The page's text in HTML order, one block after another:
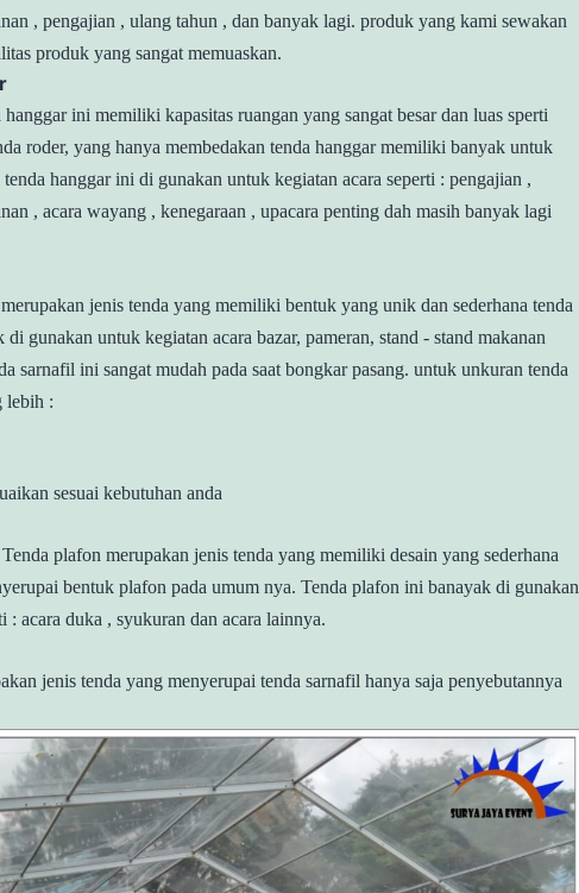
, pengajian , ulang tahun , dan banyak lagi. produk yang kami sewakan
produk yang sangat memuaskan.
ini memiliki kapasitas ruangan yang sangat besar dan luas sperti
roder, yang hanya membedakan tenda hanggar memiliki banyak untuk
hanggar ini di gunakan untuk kegiatan acara seperti : pengajian ,
, acara wayang , kenegaraan , upacara penting dah masih banyak lagi
jenis tenda yang memiliki bentuk yang unik dan sederhana tenda
gunakan untuk kegiatan acara bazar, pameran, stand - stand makanan
sarnafil ini sangat mudah pada saat bongkar pasang. untuk unkuran tenda
lebih :
sesuai kebutuhan anda
plafon merupakan jenis tenda yang memiliki desain yang sederhana
bentuk plafon pada umum nya. Tenda plafon ini banayak di gunakan
: acara duka , syukuran dan acara lainnya.
jenis tenda yang menyerupai tenda sarnafil hanya saja penyebutannya